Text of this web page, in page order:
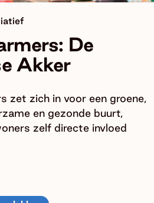
De
Akker
zet zich in voor een groene,
en gezonde buurt,
zelf directe invloed